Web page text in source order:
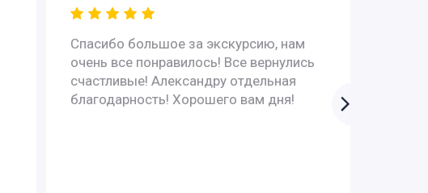
Спасибо большое за экскурсию, нам
очень все понравилось! Все вернулись
счастливые! Александру отдельная
благодарность! Хорошего вам дня!